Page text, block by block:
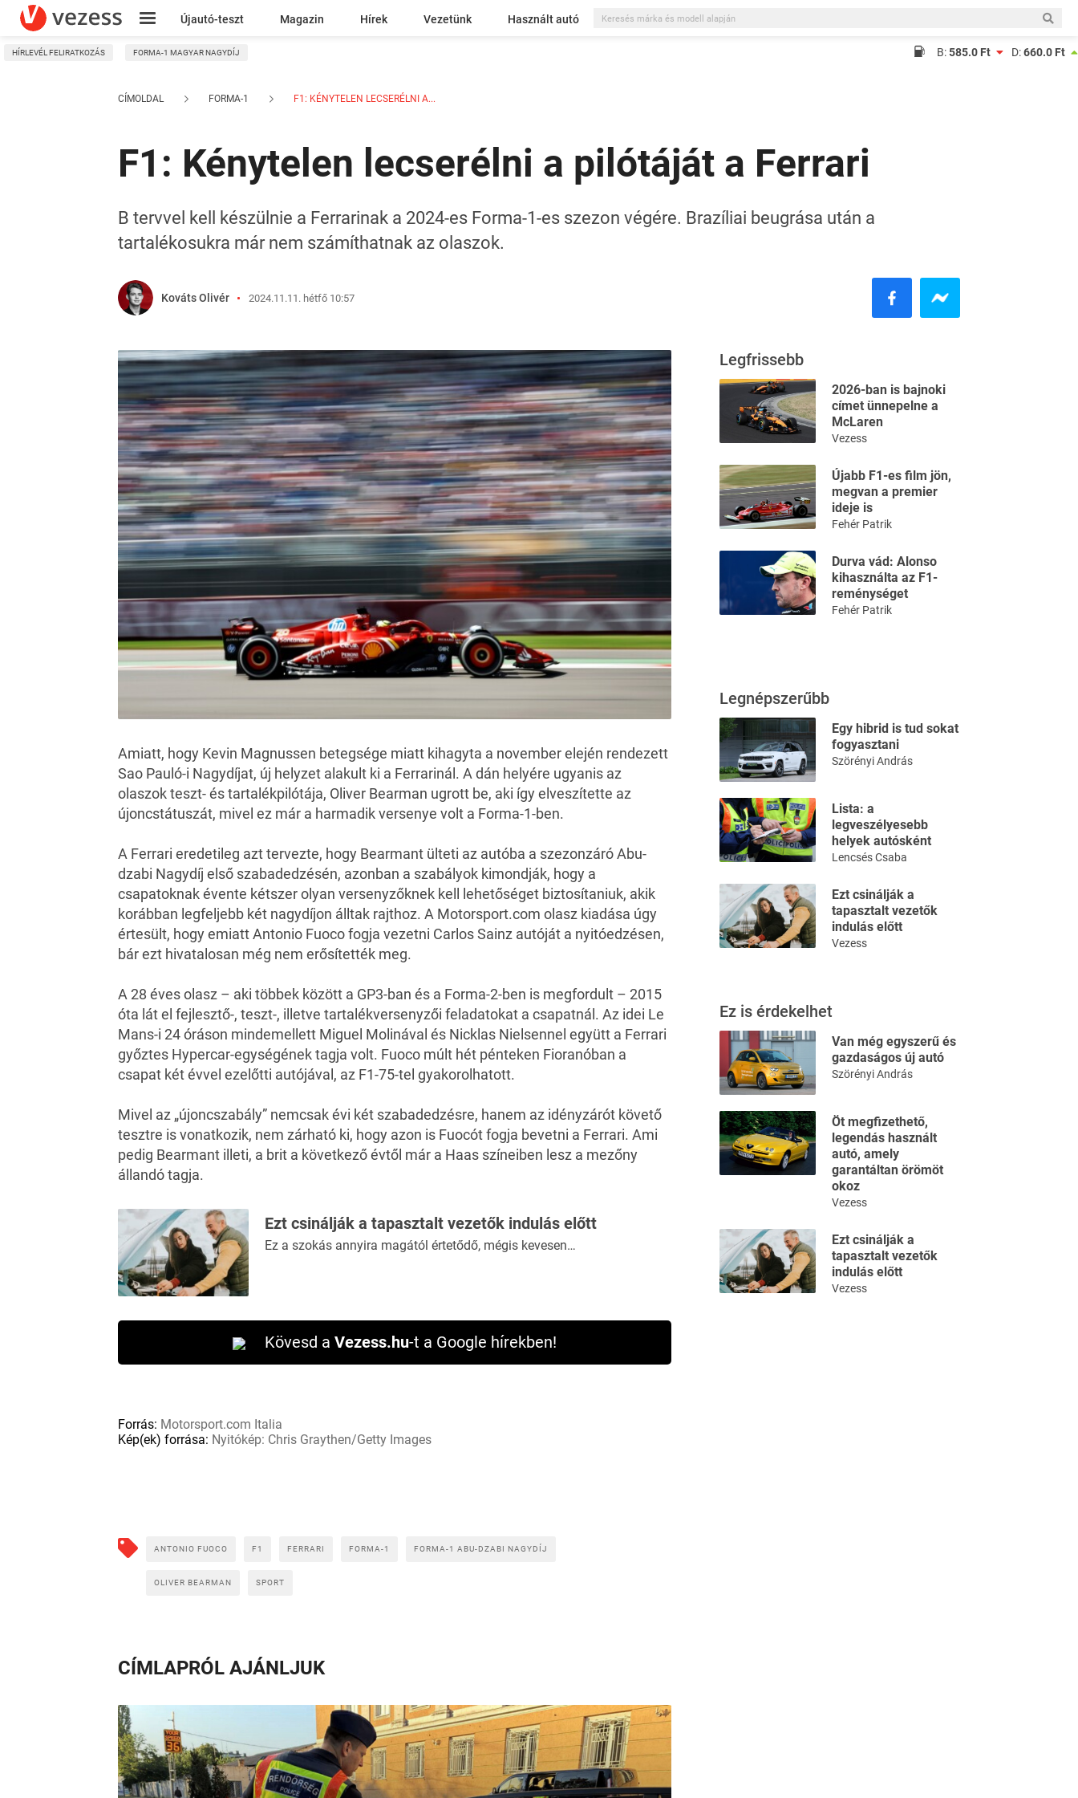
Újautó-teszt Magazin Hírek Vezetünk Használt autó
Kresz
HÍRLEVÉL FELIRATKOZÁS FORMA-1 MAGYAR NAGYDÍJ B:585.0 Ft D:660.0 Ft
CÍMOLDAL FORMA-1 F1: KÉNYTELEN LECSERÉLNI A...
F1: Kénytelen lecserélni a pilótáját a Ferrari
B tervvel kell készülnie a Ferrarinak a 2024-es Forma-1-es szezon végére. Brazíliai beugrása után a
tartalékosukra már nem számíthatnak az olaszok.
Kováts Olivér 2024.11.11. hétfő 10:57
Amiatt, hogy Kevin Magnussen betegsége miatt kihagyta a november elején rendezett
Sao Pauló-i Nagydíjat, új helyzet alakult ki a Ferrarinál. A dán helyére ugyanis az
olaszok teszt- és tartalékpilótája, Oliver Bearman ugrott be, aki így elveszítette az
újoncstátuszát, mivel ez már a harmadik versenye volt a Forma-1-ben.
A Ferrari eredetileg azt tervezte, hogy Bearmant ülteti az autóba a szezonzáró Abu-
dzabi Nagydíj első szabadedzésén, azonban a szabályok kimondják, hogy a
csapatoknak évente kétszer olyan versenyzőknek kell lehetőséget biztosítaniuk, akik
korábban legfeljebb két nagydíjon álltak rajthoz. A Motorsport.com olasz kiadása úgy
értesült, hogy emiatt Antonio Fuoco fogja vezetni Carlos Sainz autóját a nyitóedzésen,
bár ezt hivatalosan még nem erősítették meg.
A 28 éves olasz – aki többek között a GP3-ban és a Forma-2-ben is megfordult – 2015
óta lát el fejlesztő-, teszt-, illetve tartalékversenyzői feladatokat a csapatnál. Az idei Le
Mans-i 24 óráson mindemellett Miguel Molinával és Nicklas Nielsennel együtt a Ferrari
győztes Hypercar-egységének tagja volt. Fuoco múlt hét pénteken Fioranóban a
csapat két évvel ezelőtti autójával, az F1-75-tel gyakorolhatott.
Mivel az „újoncszabály” nemcsak évi két szabadedzésre, hanem az idényzárót követő
tesztre is vonatkozik, nem zárható ki, hogy azon is Fuocót fogja bevetni a Ferrari. Ami
pedig Bearmant illeti, a brit a következő évtől már a Haas színeiben lesz a mezőny
állandó tagja.
Ezt csinálják a tapasztalt vezetők indulás előtt
Ez a szokás annyira magától értetődő, mégis kevesen…
Kövesd a Vezess.hu-t a Google hírekben!
Forrás: Motorsport.com Italia
Kép(ek) forrása: Nyitókép: Chris Graythen/Getty Images
ANTONIO FUOCO F1 FERRARI FORMA-1 FORMA-1 ABU-DZABI NAGYDÍJ
OLIVER BEARMAN SPORT
CÍMLAPRÓL AJÁNLJUK
Legfrissebb
2026-ban is bajnoki
címet ünnepelne a
McLaren
Vezess
Újabb F1-es film jön,
megvan a premier
ideje is
Fehér Patrik
Durva vád: Alonso
kihasználta az F1-
reménységet
Fehér Patrik
Legnépszerűbb
Egy hibrid is tud sokat
fogyasztani
Szörényi András
Lista: a
legveszélyesebb
helyek autósként
Lencsés Csaba
Ezt csinálják a
tapasztalt vezetők
indulás előtt
Vezess
Ez is érdekelhet
Van még egyszerű és
gazdaságos új autó
Szörényi András
Öt megfizethető,
legendás használt
autó, amely
garantáltan örömöt
okoz
Vezess
Ezt csinálják a
tapasztalt vezetők
indulás előtt
Vezess